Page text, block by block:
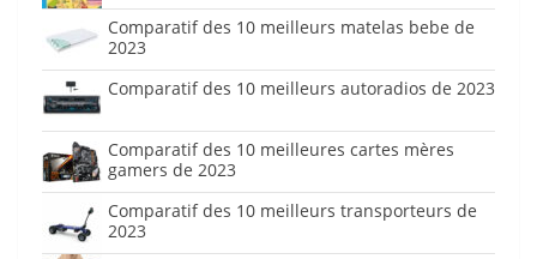
Comparatif des 10 meilleurs matelas bebe de
2023
Comparatif des 10 meilleurs autoradios de 2023
Comparatif des 10 meilleures cartes mères
gamers de 2023
Comparatif des 10 meilleurs transporteurs de
2023